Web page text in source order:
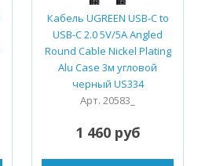
Кабель UGREEN USB-C to
USB-C 2.0 5V/5A Angled
Round Cable Nickel Plating
Alu Case 3м угловой
черный US334
Арт. 20583_
1 460 руб